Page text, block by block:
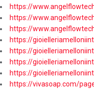
https://
https://
https://
https://
https://
https://
https://
https://vivasoap.com/